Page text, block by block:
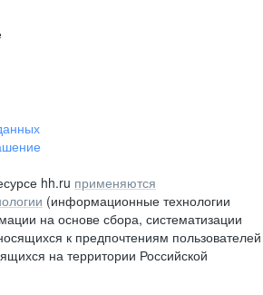
hh.ru применяются
(информационные технологии
на основе сбора, систематизации
к предпочтениям пользователей
на территории Российской